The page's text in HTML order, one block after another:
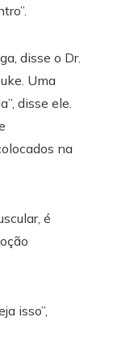
disse o Dr.
Uma
disse ele.
na
é
isso”,